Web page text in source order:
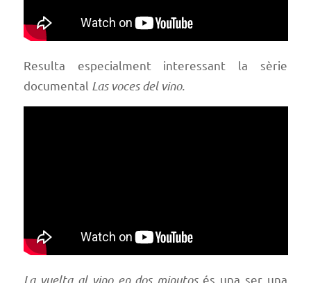
Resulta especialment interessant la sèrie
documental Las voces del vino.
La vuelta al vino en dos minutosés una ser una